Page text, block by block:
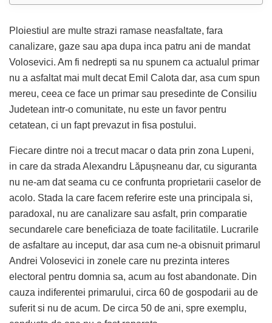
Ploiestiul are multe strazi ramase neasfaltate, fara
canalizare, gaze sau apa dupa inca patru ani de mandat
Volosevici. Am fi nedrepti sa nu spunem ca actualul primar
nu a asfaltat mai mult decat Emil Calota dar, asa cum spun
mereu, ceea ce face un primar sau presedinte de Consiliu
Judetean intr-o comunitate, nu este un favor pentru
cetatean, ci un fapt prevazut in fisa postului.
Fiecare dintre noi a trecut macar o data prin zona Lupeni,
in care da strada Alexandru Lăpușneanu dar, cu siguranta
nu ne-am dat seama cu ce confrunta proprietarii caselor de
acolo. Stada la care facem referire este una principala si,
paradoxal, nu are canalizare sau asfalt, prin comparatie
secundarele care beneficiaza de toate facilitatile. Lucrarile
de asfaltare au inceput, dar asa cum ne-a obisnuit primarul
Andrei Volosevici in zonele care nu prezinta interes
electoral pentru domnia sa, acum au fost abandonate. Din
cauza indiferentei primarului, circa 60 de gospodarii au de
suferit si nu de acum. De circa 50 de ani, spre exemplu,